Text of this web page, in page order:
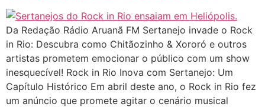
Da Redação Rádio Aruanã FM Sertanejo invade o Rock
in Rio: Descubra como Chitãozinho & Xororó e outros
artistas prometem emocionar o público com um show
inesquecível! Rock in Rio Inova com Sertanejo: Um
Capítulo Histórico Em abril deste ano, o Rock in Rio fez
um anúncio que promete agitar o cenário musical